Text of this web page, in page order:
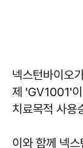
넥스턴바이오
제 'GV1001'이
치료목적 사용
이와 함께 넥